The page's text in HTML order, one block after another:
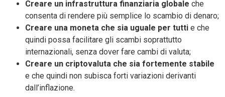
Creare un infrastruttura finanziaria globale che
consenta di rendere più semplice lo scambio di denaro;
Creare una moneta che sia uguale per tutti e che
quindi possa facilitare gli scambi soprattutto
internazionali, senza dover fare cambi di valuta;
Creare un criptovaluta che sia fortemente stabile
e che quindi non subisca forti variazioni derivanti
dall’inflazione.